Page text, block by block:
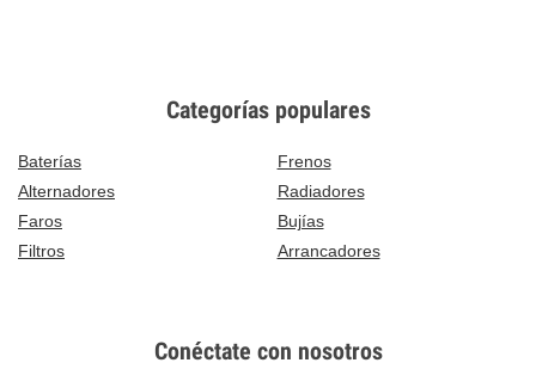
Categorías populares
Baterías
Frenos
Alternadores
Radiadores
Faros
Bujías
Filtros
Arrancadores
Conéctate con nosotros